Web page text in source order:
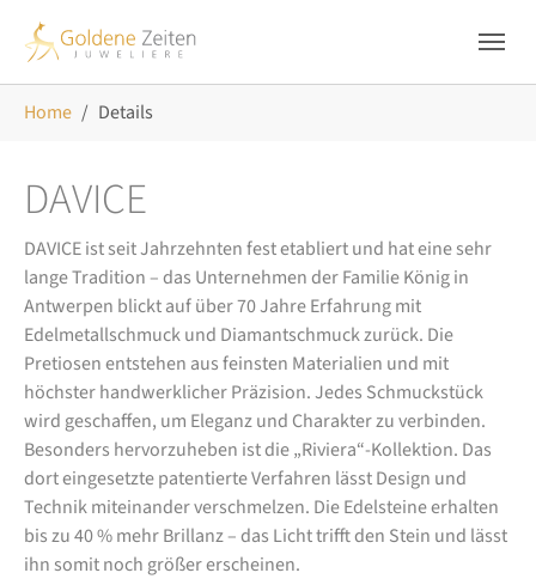
Home Details
DAVICE
DAVICE ist seit Jahrzehnten fest etabliert und hat eine sehr
lange Tradition – das Unternehmen der Familie König in
Antwerpen blickt auf über 70 Jahre Erfahrung mit
Edelmetallschmuck und Diamantschmuck zurück. Die
Pretiosen entstehen aus feinsten Materialien und mit
höchster handwerklicher Präzision. Jedes Schmuckstück
wird geschaffen, um Eleganz und Charakter zu verbinden.
Besonders hervorzuheben ist die „Riviera“-Kollektion. Das
dort eingesetzte patentierte Verfahren lässt Design und
Technik miteinander verschmelzen. Die Edelsteine erhalten
bis zu 40 % mehr Brillanz – das Licht trifft den Stein und lässt
ihn somit noch größer erscheinen.